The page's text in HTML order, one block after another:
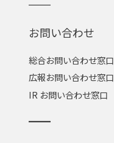
お問い合わせ
総合お問い合わせ窓口
広報お問い合わせ窓口
IR お問い合わせ窓口